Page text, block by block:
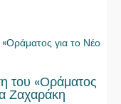
του «Οράματος
Ζαχαράκη